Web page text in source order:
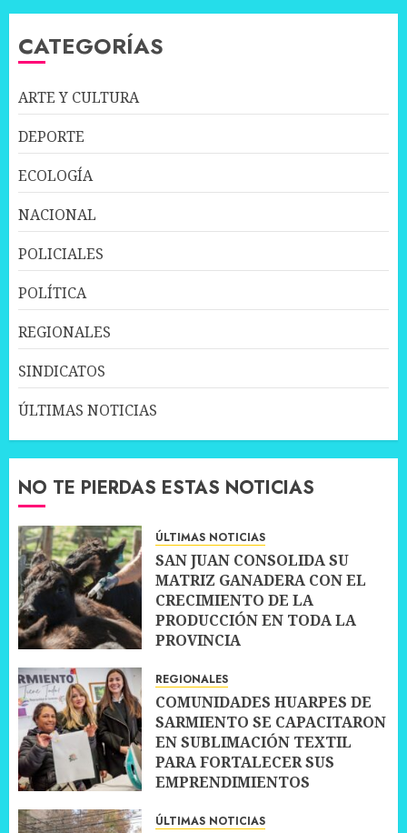
CATEGORÍAS
ARTE Y CULTURA
DEPORTE
ECOLOGÍA
NACIONAL
POLICIALES
POLÍTICA
REGIONALES
SINDICATOS
ÚLTIMAS NOTICIAS
NO TE PIERDAS ESTAS NOTICIAS
ÚLTIMAS NOTICIAS
SAN JUAN CONSOLIDA SU
MATRIZ GANADERA CON EL
CRECIMIENTO DE LA
PRODUCCIÓN EN TODA LA
PROVINCIA
REGIONALES
COMUNIDADES HUARPES DE
SARMIENTO SE CAPACITARON
EN SUBLIMACIÓN TEXTIL
PARA FORTALECER SUS
EMPRENDIMIENTOS
ÚLTIMAS NOTICIAS